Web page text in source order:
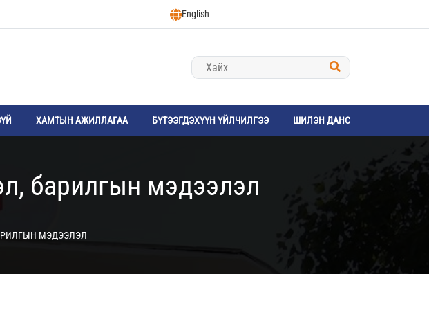
English
ХАМТЫН АЖИЛЛАГАА БҮТЭЭГДЭХҮҮН ҮЙЛЧИЛГЭЭ ШИЛЭН ДАНС
барилгын мэдээлэл
МЭДЭЭЛЭЛ